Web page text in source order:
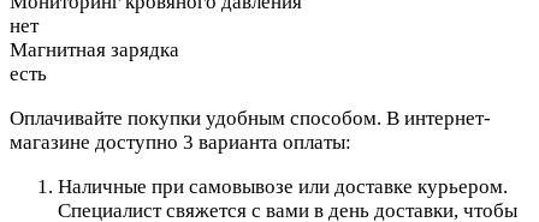
нет
Магнитная зарядка
есть
Оплачивайте покупки удобным способом. В интернет-
магазине доступно 3 варианта оплаты:
Наличные при самовывозе или доставке курьером.
Специалист свяжется с вами в день доставки, чтобы